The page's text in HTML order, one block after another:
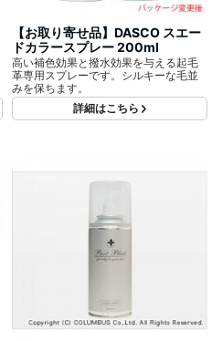
【お取り寄せ品】DASCO スエー
ドカラースプレー 200ml
高い補色効果と撥水効果を与える起毛
革専用スプレーです。シルキーな毛並
みを保ちます。
詳細はこちら